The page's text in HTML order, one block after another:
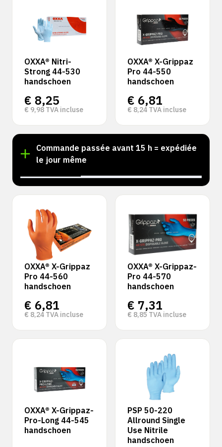
OXXA® Nitri-
Strong 44-530
handschoen
€ 8,25
€ 9,98 TVA incluse
OXXA® X-Grippaz
Pro 44-550
handschoen
€ 6,81
€ 8,24 TVA incluse
Commande passée avant 15 h = expédiée
le jour même
OXXA® X-Grippaz
Pro 44-560
handschoen
€ 6,81
€ 8,24 TVA incluse
OXXA® X-Grippaz-
Pro 44-570
handschoen
€ 7,31
€ 8,85 TVA incluse
OXXA® X-Grippaz-
Pro-Long 44-545
handschoen
PSP 50-220
Allround Single
Use Nitrile
handschoen